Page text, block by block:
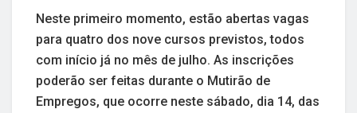
Neste primeiro momento, estão abertas vagas
para quatro dos nove cursos previstos, todos
com início já no mês de julho. As inscrições
poderão ser feitas durante o Mutirão de
Empregos, que ocorre neste sábado, dia 14, das